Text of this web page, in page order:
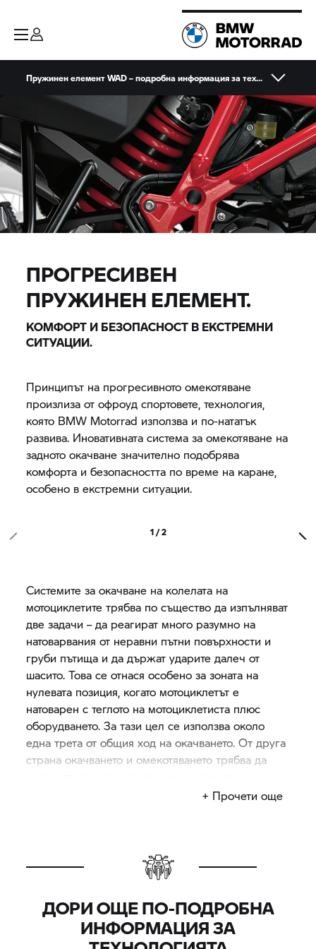
Пружинен елемент WAD – подробна информация за технологията
ПРОГРЕСИВЕН
ПРУЖИНЕН ЕЛЕМЕНТ.
КОМФОРТ И БЕЗОПАСНОСТ В ЕКСТРЕМНИ
СИТУАЦИИ.
Принципът на прогресивното омекотяване
произлиза от офроуд спортовете, технология,
която BMW Motorrad използва и по-нататък
развива. Иновативната система за омекотяване на
задното окачване значително подобрява
комфорта и безопасността по време на каране,
особено в екстремни ситуации.
1 / 2
Системите за окачване на колелата на
мотоциклетите трябва по същество да изпълняват
две задачи – да реагират много разумно на
натоварвания от неравни пътни повърхности и
груби пътища и да държат ударите далеч от
шасито. Това се отнася особено за зоната на
нулевата позиция, когато мотоциклетът е
натоварен с теглото на мотоциклетиста плюс
оборудването. За тази цел се използва около
една трета от общия ход на окачването. От друга
страна окачването и омекотяването трябва да
ускорение – включително при каране на неравен
пробиването на пружинния елемент. Тук можем
да говорим за прогресивно пружиниране и
Мотоциклетите BMW с прогресивен пружинен
елемент се грижат за този профил на
+ Прочети още
ДОРИ ОЩЕ ПО-ПОДРОБНА
ИНФОРМАЦИЯ ЗА